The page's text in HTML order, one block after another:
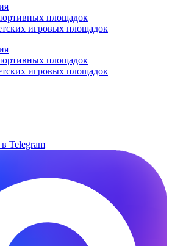
площадок
игровых площадок
площадок
игровых площадок
Telegram